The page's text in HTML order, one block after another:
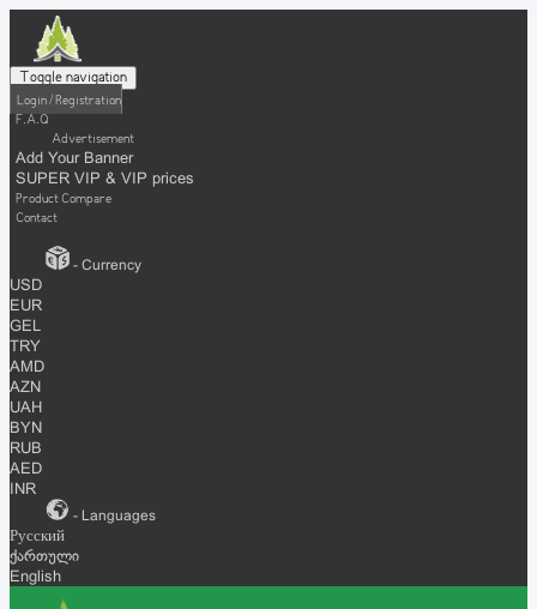
Toggle navigation
Login / Registration
F.A.Q
Advertisement
Add Your Banner
SUPER VIP & VIP prices
Product Compare
Contact
- Currency
USD
EUR
GEL
TRY
AMD
AZN
UAH
BYN
RUB
AED
INR
- Languages
Русский
ქართული
English